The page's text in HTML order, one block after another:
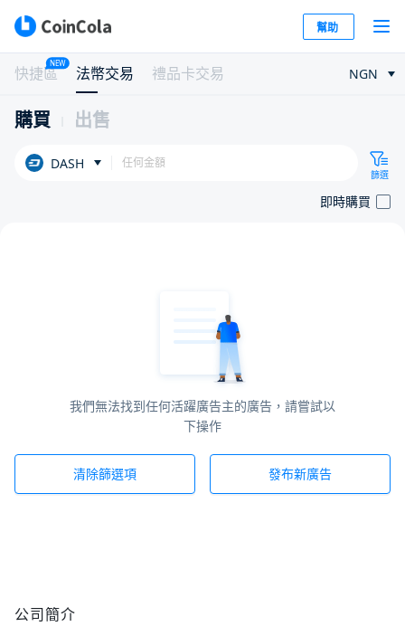
幫助
快捷區
NEW
法幣交易 禮品卡交易 NGN
購買 出售
DASH
篩選
即時購買
我們無法找到任何活躍廣告主的廣告，請嘗試以
下操作
清除篩選項 發布新廣告
公司簡介